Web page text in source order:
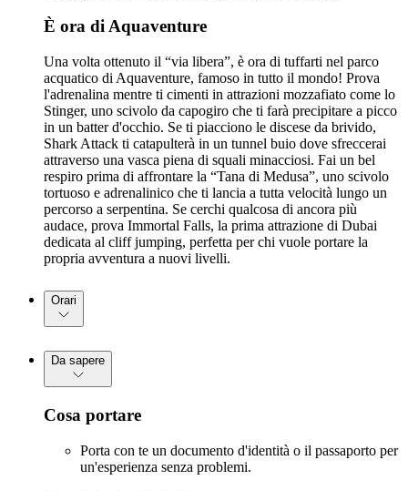
È ora di Aquaventure
Una volta ottenuto il “via libera”, è ora di tuffarti nel parco
acquatico di Aquaventure, famoso in tutto il mondo! Prova
l'adrenalina mentre ti cimenti in attrazioni mozzafiato come lo
Stinger, uno scivolo da capogiro che ti farà precipitare a picco
in un batter d'occhio. Se ti piacciono le discese da brivido,
Shark Attack ti catapulterà in un tunnel buio dove sfreccerai
attraverso una vasca piena di squali minacciosi. Fai un bel
respiro prima di affrontare la “Tana di Medusa”, uno scivolo
tortuoso e adrenalinico che ti lancia a tutta velocità lungo un
percorso a serpentina. Se cerchi qualcosa di ancora più
audace, prova Immortal Falls, la prima attrazione di Dubai
dedicata al cliff jumping, perfetta per chi vuole portare la
propria avventura a nuovi livelli.
Orari
Da sapere
Cosa portare
Porta con te un documento d'identità o il passaporto per
un'esperienza senza problemi.